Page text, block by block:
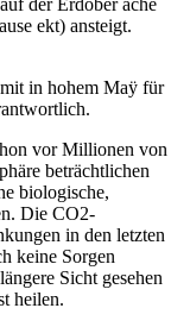
ekt) ansteigt.
in hohem Maÿ für
vor Millionen von
beträchtlichen
biologische,
Die CO2-
in den letzten
keine Sorgen
Sicht gesehen
heilen.